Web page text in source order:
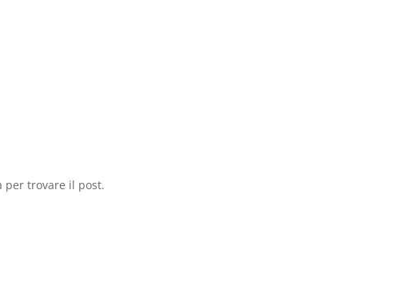
per trovare il post.